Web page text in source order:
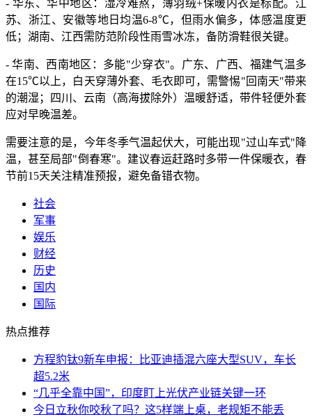
- 华东、华中地区：湿冷难熬，薄羽绒+保暖内衣是标配。江
苏、浙江、安徽等地日均温6-8℃，但雨水偏多，体感温度更
低；湖南、江西需防范阶段性雨雪冰冻，备防滑鞋很关键。
- 华南、西南地区：多能"少穿衣"。广东、广西、福建气温多
在15℃以上，白天穿薄外套、毛衣即可，需警惕"回南天"带来
的潮湿；四川、云南（高海拔除外）温暖舒适，带件轻便外套
应对早晚温差。
需要注意的是，今年冬季气温起伏大，可能出现"过山车式"降
温，甚至局部"倒春寒"。建议春运赶路时多带一件保暖衣，春
节前15天关注精准预报，避免备错衣物。
社会
军事
娱乐
财经
历史
国内
国际
热点推荐
方程豹钛9新车申报：比亚迪插混六座大型SUV，车长
超5.2米
“几乎全靠中国”，印度盯上光伏产业链关键一环
今日立秋你咬秋了吗？这5样端上桌，老规矩不能丢